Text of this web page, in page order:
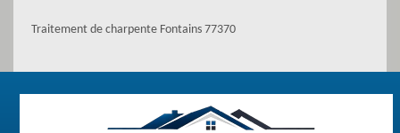
Traitement de charpente Fontains 77370